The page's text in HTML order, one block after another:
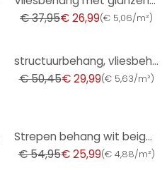
€ 37,95€ 26,99(€ 5,06/m²)
structuurbehang, vliesbehang koper
€ 50,45€ 29,99(€ 5,63/m²)
Strepen behang wit beige - vliesbehang kunstbehang A.S. Création - mat en licht getextureerd
€ 54,95€ 25,99(€ 4,88/m²)